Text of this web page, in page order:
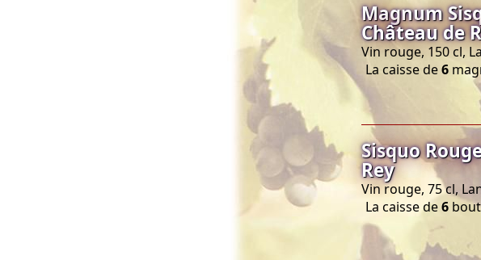
Magnum
Château de
Vin rouge, 150 cl,
La caisse de6
Sisquo
Rey
Vin rouge, 75 cl,
La caisse de6